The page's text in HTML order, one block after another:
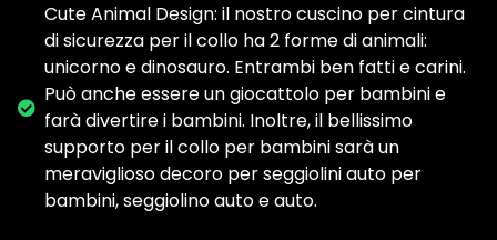
Cute Animal Design: il nostro cuscino per cintura
di sicurezza per il collo ha 2 forme di animali:
unicorno e dinosauro. Entrambi ben fatti e carini.
Può anche essere un giocattolo per bambini e
farà divertire i bambini. Inoltre, il bellissimo
supporto per il collo per bambini sarà un
meraviglioso decoro per seggiolini auto per
bambini, seggiolino auto e auto.